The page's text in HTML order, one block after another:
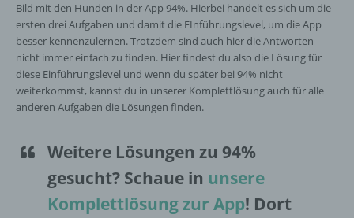
Bild mit den Hunden in der App 94%. Hierbei handelt es sich um die
ersten drei Aufgaben und damit die EInführungslevel, um die App
besser kennenzulernen. Trotzdem sind auch hier die Antworten
nicht immer einfach zu finden. Hier findest du also die Lösung für
diese Einführungslevel und wenn du später bei 94% nicht
weiterkommst, kannst du in unserer Komplettlösung auch für alle
anderen Aufgaben die Lösungen finden.
Weitere Lösungen zu 94%
gesucht? Schaue in unsere
Komplettlösung zur App! Dort